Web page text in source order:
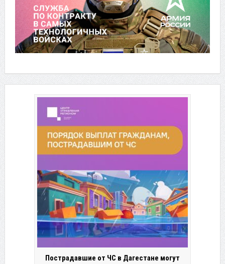
Пострадавшие от ЧС в Дагестане могут